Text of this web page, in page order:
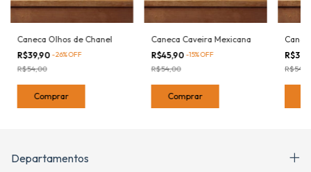
Caneca Olhos de Chanel
R$39,90 -26%OFF
R$54,00
Comprar
Caneca Caveira Mexicana
R$45,90 -15%OFF
R$54,00
Comprar
Departamentos